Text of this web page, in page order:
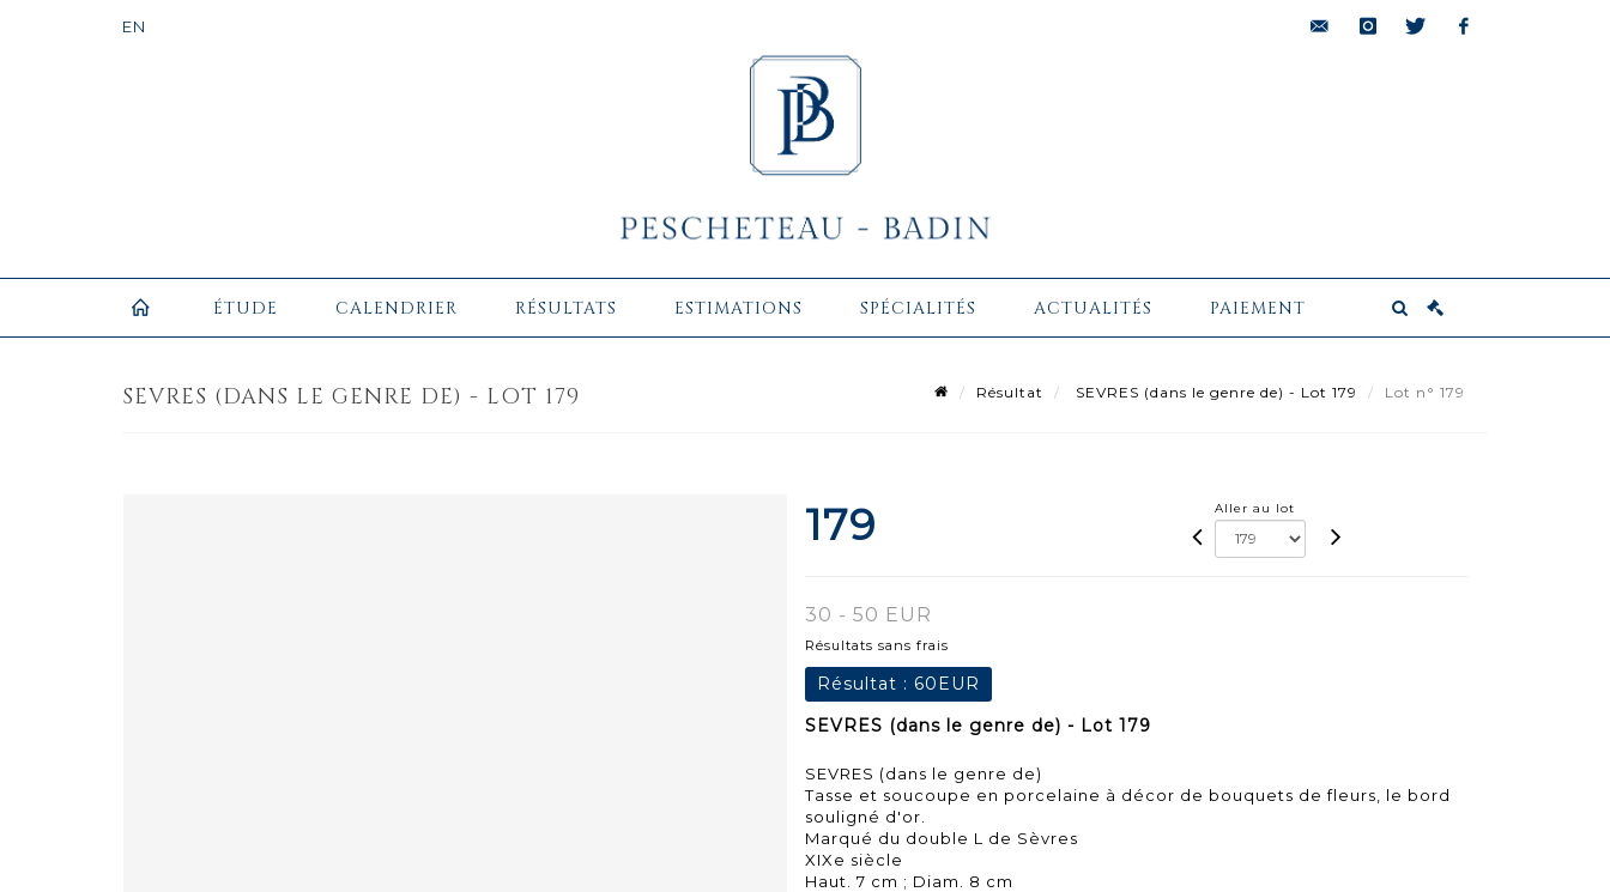
ÉTUDE CALENDRIER RÉSULTATS ESTIMATIONS SPÉCIALITÉS ACTUALITÉS PAIEMENT
SEVRES (DANS LE GENRE DE) - LOT 179 Résultat SEVRES (dans le genre de) - Lot 179 Lot n° 179
179 Aller au lot
30 - 50 EUR
Résultats sans frais
Résultat : 60EUR
SEVRES (dans le genre de) - Lot 179
SEVRES (dans le genre de)
Tasse et soucoupe en porcelaine à décor de bouquets de fleurs, le bord
souligné d'or.
Marqué du double L de Sèvres
XIXe siècle
Haut. 7 cm ; Diam. 8 cm